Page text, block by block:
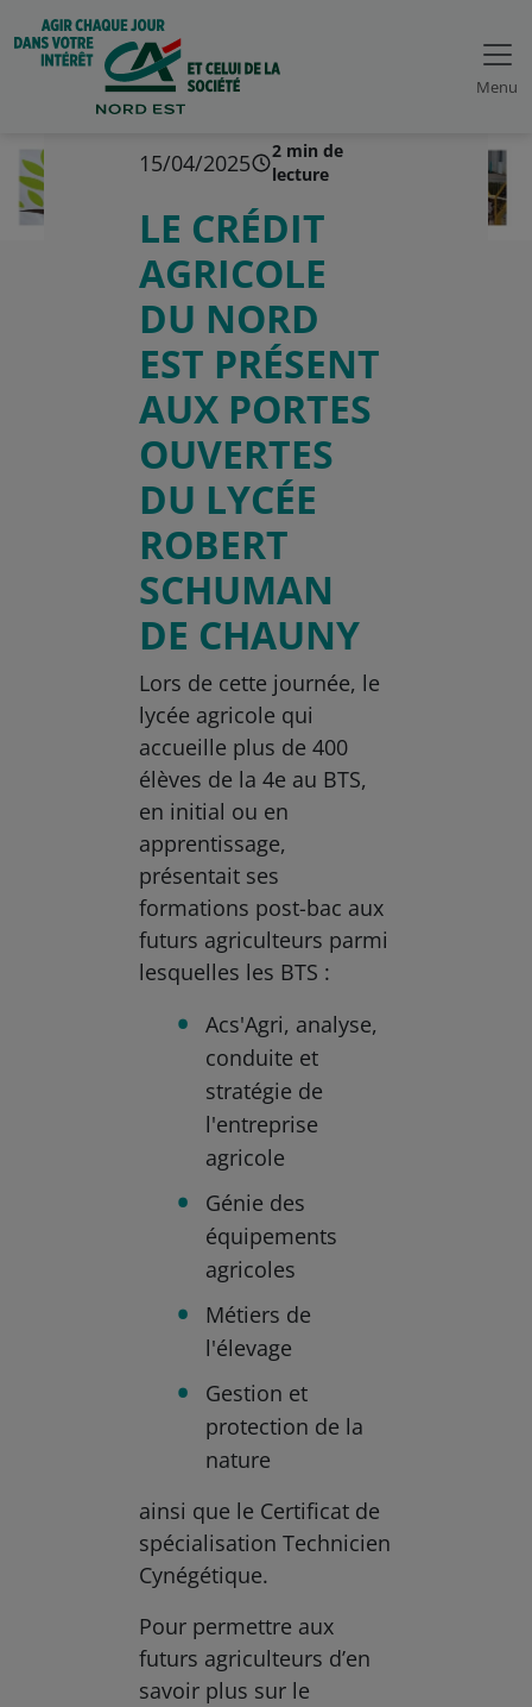
Menu
15/04/2025
2 min de
lecture
LE CRÉDIT
AGRICOLE
DU NORD
EST PRÉSENT
AUX PORTES
OUVERTES
DU LYCÉE
ROBERT
SCHUMAN
DE CHAUNY
Lors de cette journée, le
lycée agricole qui
accueille plus de 400
élèves de la 4e au BTS,
en initial ou en
apprentissage,
présentait ses
formations post-bac aux
futurs agriculteurs parmi
lesquelles les BTS :
Acs'Agri, analyse,
conduite et
stratégie de
l'entreprise
agricole
Génie des
équipements
agricoles
Métiers de
l'élevage
Gestion et
protection de la
nature
ainsi que le Certificat de
spécialisation Technicien
Cynégétique.
Pour permettre aux
futurs agriculteurs d’en
savoir plus sur le